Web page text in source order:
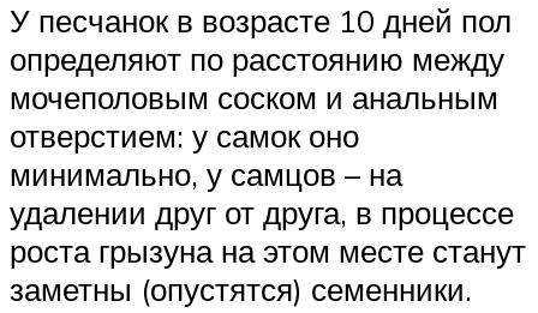
У песчанок в возрасте 10 дней пол
определяют по расстоянию между
мочеполовым соском и анальным
отверстием: у самок оно
минимально, у самцов – на
удалении друг от друга, в процессе
роста грызуна на этом месте станут
заметны (опустятся) семенники.